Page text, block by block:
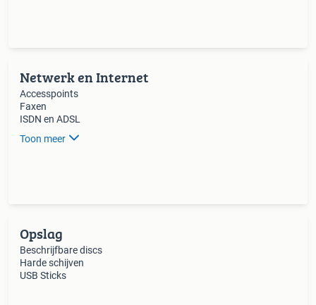
Netwerk en Internet
Accesspoints
Faxen
ISDN en ADSL
Toon meer
Opslag
Beschrijfbare discs
Harde schijven
USB Sticks